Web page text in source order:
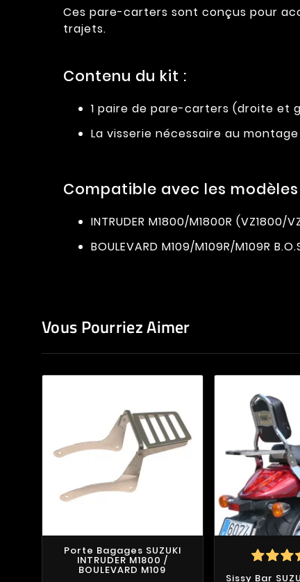
Ces pare-carters sont conçus pour
trajets.
Contenu du kit :
1 paire de pare-carters (droite et
La visserie nécessaire au montage
Compatible avec les modèles
INTRUDER M1800/M1800R (VZ1800/
BOULEVARD M109/M109R/M109R
Vous Pourriez Aimer
Porte Bagages SUZUKI
INTRUDER M1800 /
BOULEVARD M109
Sissy Bar